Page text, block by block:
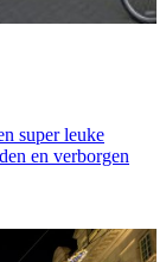
super leuke
en verborgen